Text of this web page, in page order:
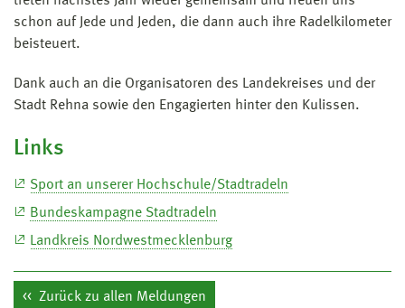
schon auf Jede und Jeden, die dann auch ihre Radelkilometer
beisteuert.
Dank auch an die Organisatoren des Landekreises und der
Stadt Rehna sowie den Engagierten hinter den Kulissen.
Links
Sport an unserer Hochschule/Stadtradeln
Bundeskampagne Stadtradeln
Landkreis Nordwestmecklenburg
Zurück zu allen Meldungen